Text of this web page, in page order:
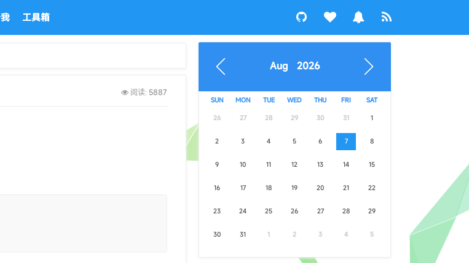
工具箱
阅读: 5887
Aug 2026
SUN MON TUE WED THU FRI SAT
26 27 28 29 30 31 1
2 3 4 5 6 7 8
9 10 11 12 13 14 15
16 17 18 19 20 21 22
23 24 25 26 27 28 29
30 31 1 2 3 4 5